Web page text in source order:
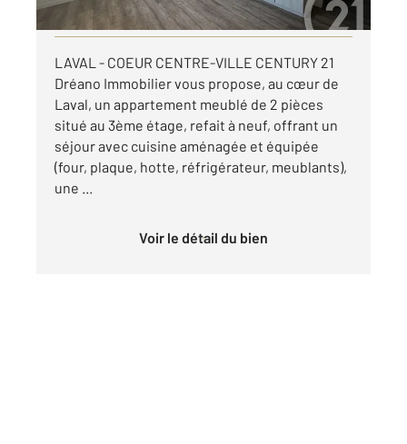
Visiter le site dédié
LAVAL - COEUR CENTRE-VILLE CENTURY 21
Dréano Immobilier vous propose, au cœur de
Laval, un appartement meublé de 2 pièces
situé au 3ème étage, refait à neuf, offrant un
séjour avec cuisine aménagée et équipée
(four, plaque, hotte, réfrigérateur, meublants),
une ...
Voir le détail du bien